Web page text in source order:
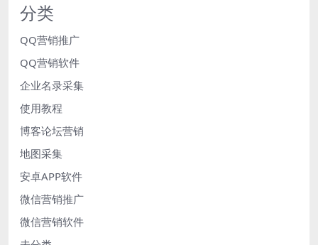
分类
QQ营销推广
QQ营销软件
企业名录采集
使用教程
博客论坛营销
地图采集
安卓APP软件
微信营销推广
微信营销软件